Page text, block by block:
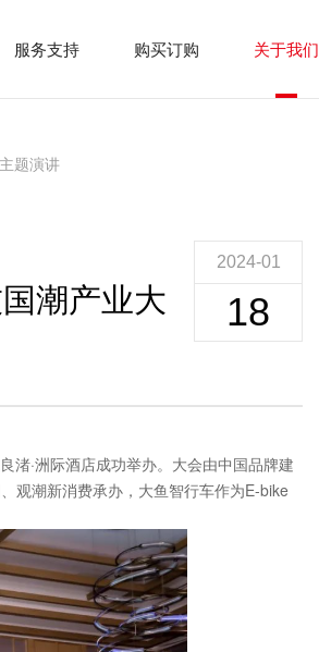
服务支持 购买订购 关于我们
题演讲
潮产业大
2024-01
18
·洲际酒店成功举办。大会由中国品牌建
观潮新消费承办，大鱼智行车作为E-bike